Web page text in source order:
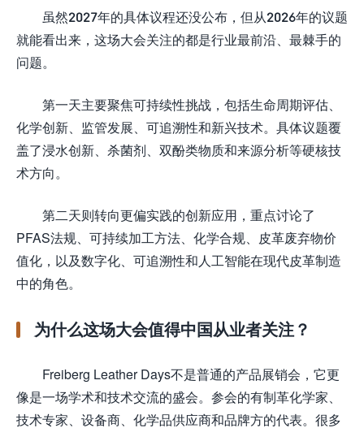
虽然2027年的具体议程还没公布，但从2026年的议题
就能看出来，这场大会关注的都是行业最前沿、最棘手的
问题。
第一天主要聚焦可持续性挑战，包括生命周期评估、
化学创新、监管发展、可追溯性和新兴技术。具体议题覆
盖了浸水创新、杀菌剂、双酚类物质和来源分析等硬核技
术方向。
第二天则转向更偏实践的创新应用，重点讨论了
PFAS法规、可持续加工方法、化学合规、皮革废弃物价
值化，以及数字化、可追溯性和人工智能在现代皮革制造
中的角色。
为什么这场大会值得中国从业者关注？
Freiberg Leather Days不是普通的产品展销会，它更
像是一场学术和技术交流的盛会。参会的有制革化学家、
技术专家、设备商、化学品供应商和品牌方的代表。很多